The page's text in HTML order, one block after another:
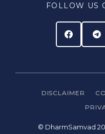
FOLLOW US
DISCLAIMER
© DharmSamvad